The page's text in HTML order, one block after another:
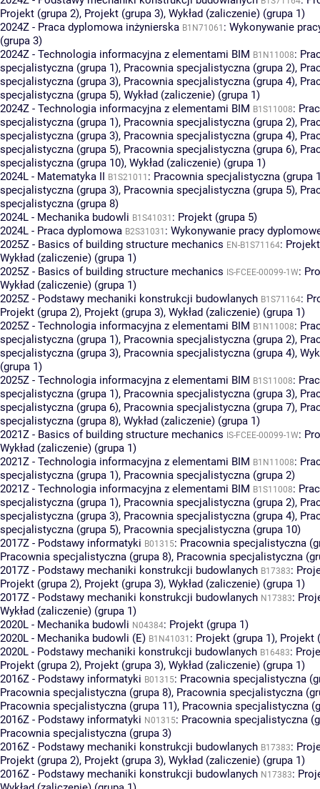
Projekt (grupa 2), Projekt (grupa 3), Wykład (zaliczenie) (grupa 1)
2024Z - Praca dyplomowa inżynierska B1N71061 : Wykonywanie
(grupa 3)
2024Z - Technologia informacyjna z elementami BIM B1N11008:
specjalistyczna (grupa 1), Pracownia specjalistyczna (grupa 2),
specjalistyczna (grupa 3), Pracownia specjalistyczna (grupa 4),
specjalistyczna (grupa 5), Wykład (zaliczenie) (grupa 1)
2024Z - Technologia informacyjna z elementami BIM B1S11008:
specjalistyczna (grupa 1), Pracownia specjalistyczna (grupa 2),
specjalistyczna (grupa 3), Pracownia specjalistyczna (grupa 4),
specjalistyczna (grupa 5), Pracownia specjalistyczna (grupa 6),
specjalistyczna (grupa 10), Wykład (zaliczenie) (grupa 1)
2024L - Matematyka II B1S21011 : Pracownia specjalistyczna (grupa
specjalistyczna (grupa 3), Pracownia specjalistyczna (grupa 5),
specjalistyczna (grupa 8)
2024L - Mechanika budowli B1S41031 : Projekt (grupa 5)
2024L - Praca dyplomowa B2S31031 : Wykonywanie pracy
2025Z - Basics of building structure mechanics EN-B1S71164:
Wykład (zaliczenie) (grupa 1)
2025Z - Basics of building structure mechanics IS-FCEE-00099-1W:
Wykład (zaliczenie) (grupa 1)
2025Z - Podstawy mechaniki konstrukcji budowlanych B1S71164:
Projekt (grupa 2), Projekt (grupa 3), Wykład (zaliczenie) (grupa 1)
2025Z - Technologia informacyjna z elementami BIM B1N11008:
specjalistyczna (grupa 1), Pracownia specjalistyczna (grupa 2),
specjalistyczna (grupa 3), Pracownia specjalistyczna (grupa 4),
(grupa 1)
2025Z - Technologia informacyjna z elementami BIM B1S11008:
specjalistyczna (grupa 1), Pracownia specjalistyczna (grupa 3),
specjalistyczna (grupa 6), Pracownia specjalistyczna (grupa 7),
specjalistyczna (grupa 8), Wykład (zaliczenie) (grupa 1)
2021Z - Basics of building structure mechanics IS-FCEE-00099-1W:
Wykład (zaliczenie) (grupa 1)
2021Z - Technologia informacyjna z elementami BIM B1N11008:
specjalistyczna (grupa 1), Pracownia specjalistyczna (grupa 2)
2021Z - Technologia informacyjna z elementami BIM B1S11008:
specjalistyczna (grupa 1), Pracownia specjalistyczna (grupa 2),
specjalistyczna (grupa 3), Pracownia specjalistyczna (grupa 4),
specjalistyczna (grupa 5), Pracownia specjalistyczna (grupa 10)
2017Z - Podstawy informatyki B01315: Pracownia specjalistyczna
Pracownia specjalistyczna (grupa 8), Pracownia specjalistyczna
2017Z - Podstawy mechaniki konstrukcji budowlanych B17383:
Projekt (grupa 2), Projekt (grupa 3), Wykład (zaliczenie) (grupa 1)
2017Z - Podstawy mechaniki konstrukcji budowlanych N17383:
Wykład (zaliczenie) (grupa 1)
2020L - Mechanika budowli N04384: Projekt (grupa 1)
2020L - Mechanika budowli (E) B1N41031 : Projekt (grupa 1), Projekt
2020L - Podstawy mechaniki konstrukcji budowlanych B16483:
Projekt (grupa 2), Projekt (grupa 3), Wykład (zaliczenie) (grupa 1)
2016Z - Podstawy informatyki B01315: Pracownia specjalistyczna
Pracownia specjalistyczna (grupa 8), Pracownia specjalistyczna
Pracownia specjalistyczna (grupa 11), Pracownia specjalistyczna
2016Z - Podstawy informatyki N01315: Pracownia specjalistyczna
Pracownia specjalistyczna (grupa 3)
2016Z - Podstawy mechaniki konstrukcji budowlanych B17383:
Projekt (grupa 2), Projekt (grupa 3), Wykład (zaliczenie) (grupa 1)
2016Z - Podstawy mechaniki konstrukcji budowlanych N17383: